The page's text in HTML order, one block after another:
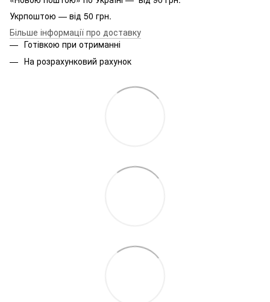
Укрпоштою — від 50 грн.
Більше інформації про доставку
Готівкою при отриманні
На розрахунковий рахунок